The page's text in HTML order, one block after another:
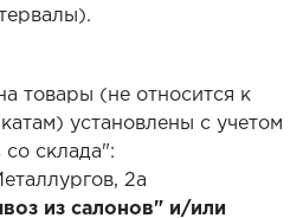
товары (не относится к
установлены с учетом
со склада":
2а
из салонов" и/или